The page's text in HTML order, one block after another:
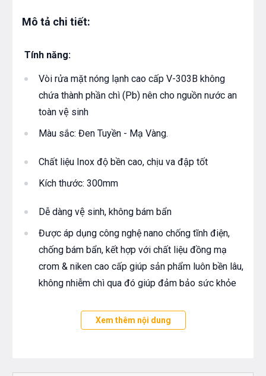
Mô tả chi tiết:
Tính năng:
Vòi rửa mặt nóng lạnh cao cấp V-303B không
chứa thành phần chì (Pb) nên cho nguồn nước an
toàn vệ sinh
Màu sắc: Đen Tuyền - Mạ Vàng.
Chất liệu Inox độ bền cao, chịu va đập tốt
Kích thước: 300mm
Dễ dàng vệ sinh, không bám bẩn
Được áp dụng công nghệ nano chống tĩnh điện,
chống bám bẩn, kết hợp với chất liệu đồng mạ
crom & niken cao cấp giúp sản phẩm luôn bền lâu,
không nhiễm chì qua đó giúp đảm bảo sức khỏe
Độ bền cao, chống rỉ sét, ăn mòn với mọi nguồn
Xem thêm nội dung